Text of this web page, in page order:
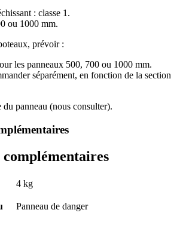
: classe 1.
ou 1000 mm.
prévoir :
les panneaux 500, 700 ou 1000 mm.
séparément, en fonction de la section
panneau (nous consulter).
4 kg
Panneau de danger